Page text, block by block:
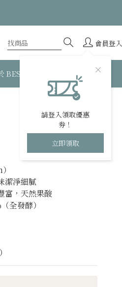
會員登入
請登入領取優惠
券！
立即領取
BESTEA
潔淨細膩
富，天然果酸
發酵）